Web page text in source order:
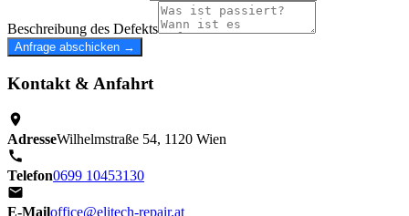
Beschreibung des Defekts
Anfrage abschicken →
Kontakt & Anfahrt
AdresseWilhelmstraße 54, 1120 Wien
Telefon0699 10453130
E-Mailoffice@elitech-repair.at